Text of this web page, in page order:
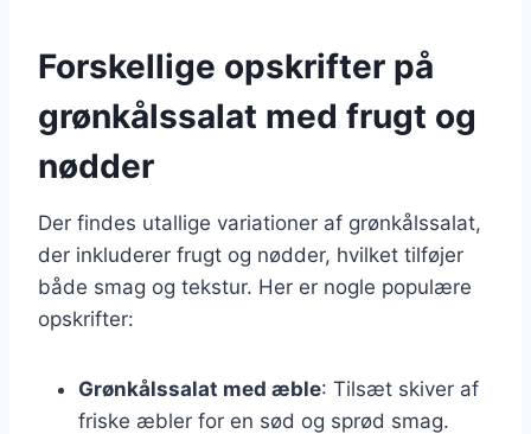
Forskellige opskrifter på
grønkålssalat med frugt og
nødder
Der findes utallige variationer af grønkålssalat,
der inkluderer frugt og nødder, hvilket tilføjer
både smag og tekstur. Her er nogle populære
opskrifter:
Grønkålssalat med æble: Tilsæt skiver af
friske æbler for en sød og sprød smag.